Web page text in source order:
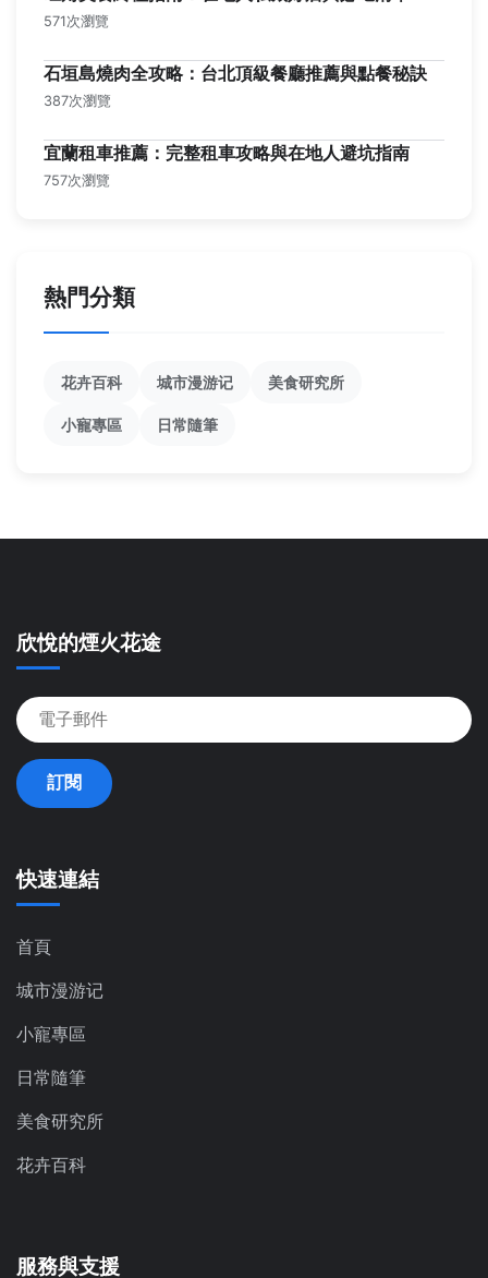
571次瀏覽
石垣島燒肉全攻略：台北頂級餐廳推薦與點餐秘訣
387次瀏覽
宜蘭租車推薦：完整租車攻略與在地人避坑指南
757次瀏覽
熱門分類
花卉百科 城市漫游记 美食研究所
小寵專區 日常隨筆
欣悅的煙火花途
訂閱
快速連結
首頁
城市漫游记
小寵專區
日常隨筆
美食研究所
花卉百科
服務與支援